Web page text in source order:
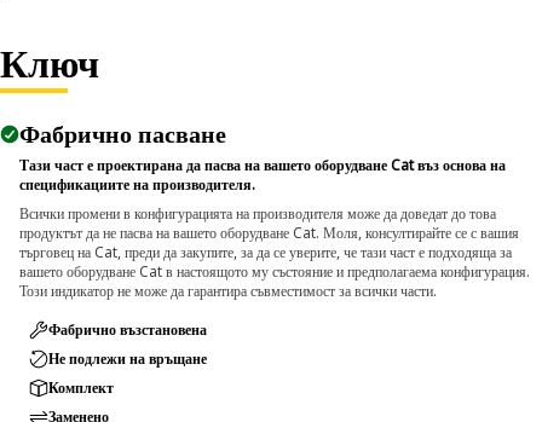
Ключ
Фабрично пасване
Тази част е проектирана да пасва на вашето оборудване Cat въз основа на
спецификациите на производителя.
Всички промени в конфигурацията на производителя може да доведат до това
продуктът да не пасва на вашето оборудване Cat. Моля, консултирайте се с вашия
търговец на Cat, преди да закупите, за да се уверите, че тази част е подходяща за
вашето оборудване Cat в настоящото му състояние и предполагаема конфигурация.
Този индикатор не може да гарантира съвместимост за всички части.
Фабрично възстановена
Не подлежи на връщане
Комплект
Заменено